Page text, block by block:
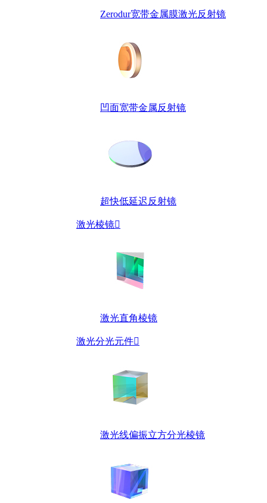
Zerodur宽带金属膜激光反射镜
凹面宽带金属反射镜
超快低延迟反射镜
激光棱镜
激光直角棱镜
激光分光元件
激光线偏振立方分光棱镜